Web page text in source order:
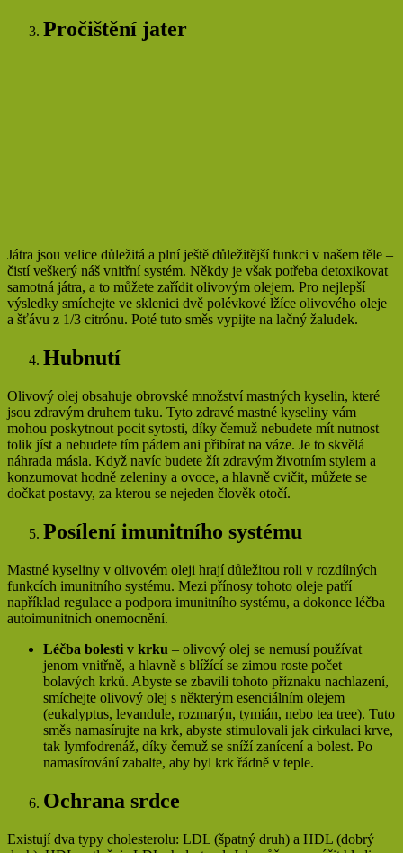
Pročištění jater
Játra jsou velice důležitá a plní ještě důležitější funkci v našem těle –
čistí veškerý náš vnitřní systém. Někdy je však potřeba detoxikovat
samotná játra, a to můžete zařídit olivovým olejem. Pro nejlepší
výsledky smíchejte ve sklenici dvě polévkové lžíce olivového oleje
a šťávu z 1/3 citrónu. Poté tuto směs vypijte na lačný žaludek.
Hubnutí
Olivový olej obsahuje obrovské množství mastných kyselin, které
jsou zdravým druhem tuku. Tyto zdravé mastné kyseliny vám
mohou poskytnout pocit sytosti, díky čemuž nebudete mít nutnost
tolik jíst a nebudete tím pádem ani přibírat na váze. Je to skvělá
náhrada másla. Když navíc budete žít zdravým životním stylem a
konzumovat hodně zeleniny a ovoce, a hlavně cvičit, můžete se
dočkat postavy, za kterou se nejeden člověk otočí.
Posílení imunitního systému
Mastné kyseliny v olivovém oleji hrají důležitou roli v rozdílných
funkcích imunitního systému. Mezi přínosy tohoto oleje patří
například regulace a podpora imunitního systému, a dokonce léčba
autoimunitních onemocnění.
Léčba bolesti v krku – olivový olej se nemusí používat
jenom vnitřně, a hlavně s blížící se zimou roste počet
bolavých krků. Abyste se zbavili tohoto příznaku nachlazení,
smíchejte olivový olej s některým esenciálním olejem
(eukalyptus, levandule, rozmarýn, tymián, nebo tea tree). Tuto
směs namasírujte na krk, abyste stimulovali jak cirkulaci krve,
tak lymfodrenáž, díky čemuž se sníží zanícení a bolest. Po
namasírování zabalte, aby byl krk řádně v teple.
Ochrana srdce
Existují dva typy cholesterolu: LDL (špatný druh) a HDL (dobrý